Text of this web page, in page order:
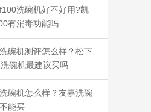
洗碗机好不好用?凯
有消毒功能吗
碗机测评怎么样？松下
碗机最建议买吗
碗机怎么样？友嘉洗碗
能买